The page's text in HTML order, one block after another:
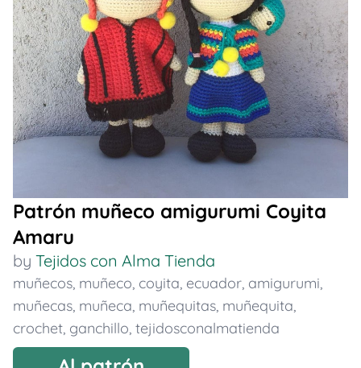
Patrón muñeco amigurumi Coyita
Amaru
by Tejidos con Alma Tienda
muñecos, muñeco, coyita, ecuador, amigurumi,
muñecas, muñeca, muñequitas, muñequita,
crochet, ganchillo, tejidosconalmatienda